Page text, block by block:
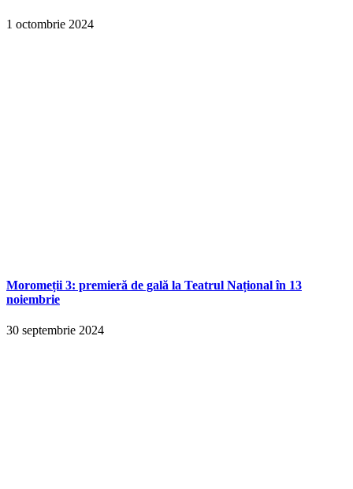
1 octombrie 2024
Moromeții 3: premieră de gală la Teatrul Național în 13
noiembrie
30 septembrie 2024